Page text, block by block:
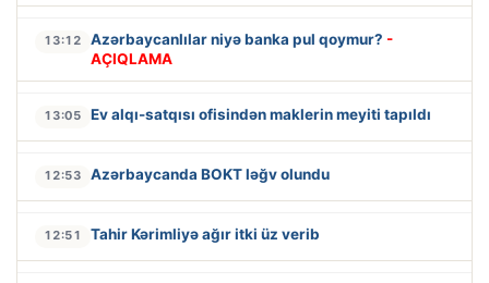
13:12 Azərbaycanlılar niyə banka pul qoymur? -
AÇIQLAMA
13:05 Ev alqı-satqısı ofisindən maklerin meyiti tapıldı
12:53 Azərbaycanda BOKT ləğv olundu
12:51 Tahir Kərimliyə ağır itki üz verib